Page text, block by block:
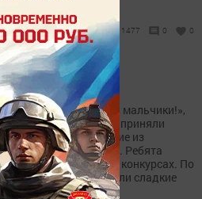
1477 0 0
конкурс «А ну-ка, мальчики!»,
Отечества. В нем приняли
и «Волна», состоящие из
социального приюта. Ребята
и интеллектуальных конкурсах. По
Участникам вручили сладкие